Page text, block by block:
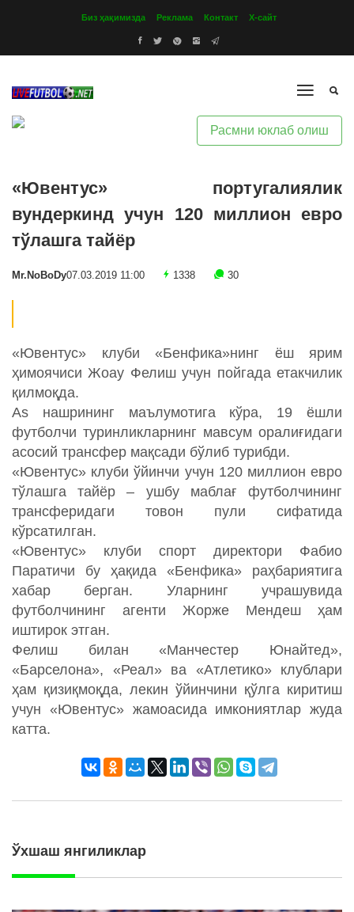
Биз ҳақимизда Реклама Контакт Х-сайт
Расмни юклаб олиш
«Ювентус» португалиялик
вундеркинд учун 120 миллион евро
тўлашга тайёр
Mr.NoBoDy07.03.2019 11:00 1338 30
«Ювентус» клуби «Бенфика»нинг ёш ярим
ҳимоячиси Жоау Фелиш учун пойгада етакчилик
қилмоқда.
As нашрининг маълумотига кўра, 19 ёшли
футболчи туринликларнинг мавсум оралиғидаги
асосий трансфер мақсади бўлиб турибди.
«Ювентус» клуби ўйинчи учун 120 миллион евро
тўлашга тайёр – ушбу маблағ футболчининг
трансферидаги товон пули сифатида
кўрсатилган.
«Ювентус» клуби спорт директори Фабио
Паратичи бу ҳақида «Бенфика» раҳбариятига
хабар берган. Уларнинг учрашувида
футболчининг агенти Жорже Мендеш ҳам
иштирок этган.
Фелиш билан «Манчестер Юнайтед»,
«Барселона», «Реал» ва «Атлетико» клублари
ҳам қизиқмоқда, лекин ўйинчини қўлга киритиш
учун «Ювентус» жамоасида имкониятлар жуда
катта.
Ўхшаш янгиликлар